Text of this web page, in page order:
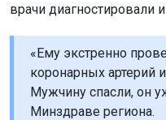
врачи диагностировали
«Ему экстренно
коронарных артерий
Мужчину спасли, он
Минздраве региона.